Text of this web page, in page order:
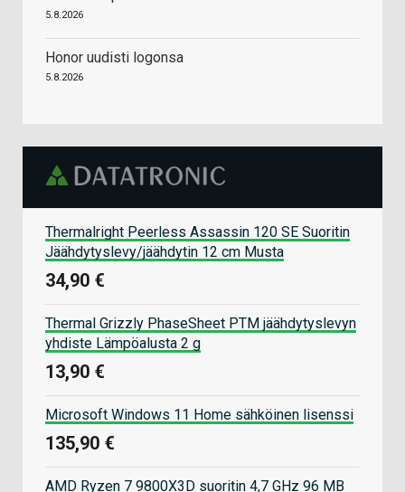
5.8.2026
Honor uudisti logonsa
5.8.2026
Thermalright Peerless Assassin 120 SE Suoritin
Jäähdytyslevy/jäähdytin 12 cm Musta
34,90 €
Thermal Grizzly PhaseSheet PTM jäähdytyslevyn
yhdiste Lämpöalusta 2 g
13,90 €
Microsoft Windows 11 Home sähköinen lisenssi
135,90 €
AMD Ryzen 7 9800X3D suoritin 4,7 GHz 96 MB